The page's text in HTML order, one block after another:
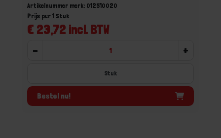
Artikelnummer merk: 012510020
€ 23,72 incl. BTW
Prijs per 1 Stuk
- +
Stuk
Bestel nu!